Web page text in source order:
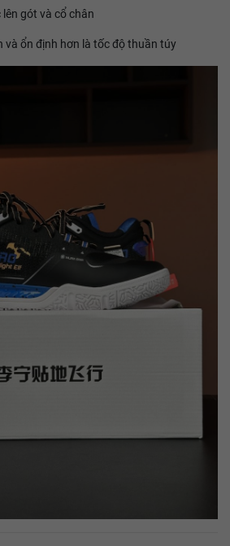
gót và cổ chân
và ổn định hơn là tốc độ thuần túy